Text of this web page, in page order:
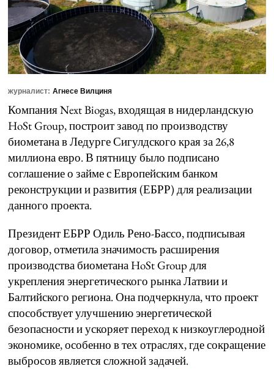
журналист: Агнесе Вилциня
Компания Next Biogas, входящая в нидерландскую
HoSt Group, построит завод по производству
биометана в Ледурге Сигулдского края за 26,8
миллиона евро. В пятницу было подписано
соглашение о займе с Европейским банком
реконструкции и развития (ЕБРР) для реализации
данного проекта.
Президент ЕБРР Одиль Рено-Бассо, подписывая
договор, отметила значимость расширения
производства биометана HoSt Group для
укрепления энергетического рынка Латвии и
Балтийского региона. Она подчеркнула, что проект
способствует улучшению энергетической
безопасности и ускоряет переход к низкоуглеродной
экономике, особенно в тех отраслях, где сокращение
выбросов является сложной задачей.